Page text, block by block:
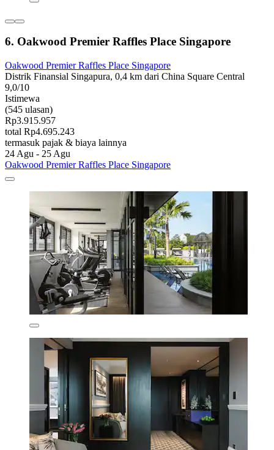
6. Oakwood Premier Raffles Place Singapore
Oakwood Premier Raffles Place Singapore
Distrik Finansial Singapura, 0,4 km dari China Square Central
9,0/10
Istimewa
(545 ulasan)
Rp3.915.957
total Rp4.695.243
termasuk pajak & biaya lainnya
24 Agu - 25 Agu
Oakwood Premier Raffles Place Singapore